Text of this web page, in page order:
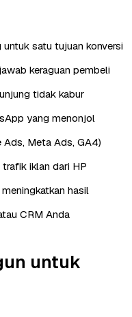
satu tujuan konversi
keraguan pembeli
tidak kabur
yang menonjol
Ads, Meta Ads, GA4)
iklan dari HP
hasil
CRM Anda
untuk